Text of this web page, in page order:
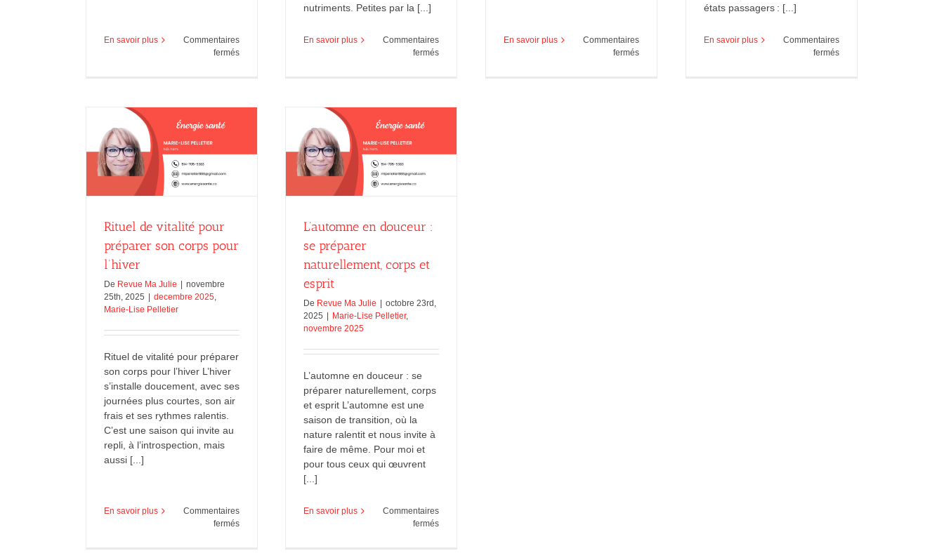
En savoir plus
Commentaires
ferméssur
nutriments. Petites par la [...]
En savoir plus
Commentaires
ferméssur
En savoir plus
Commentaires
ferméssur
états passagers : [...]
En savoir plus
Commentaires
ferméssur
Rituel de vitalité pour
préparer son corps pour
l’hiver
De Revue Ma Julie
novembre
25th, 2025
decembre 2025,
Marie-Lise Pelletier
Rituel de vitalité pour préparer
son corps pour l’hiver L’hiver
s’installe doucement, avec ses
journées plus courtes, son air
frais et ses rythmes ralentis.
C’est une saison qui invite au
repli, à l’introspection, mais
aussi [...]
En savoir plus
Commentaires
ferméssur
L’automne en douceur : se
préparer naturellement, corps et
esprit
Marie-Lise Pelletier
L’automne en douceur :
se préparer
naturellement, corps et
esprit
De Revue Ma Julie
octobre 23rd,
2025
Marie-Lise Pelletier,
novembre 2025
L’automne en douceur : se
préparer naturellement, corps
et esprit L’automne est une
saison de transition, où la
nature ralentit et nous invite à
faire de même. Pour moi et
pour tous ceux qui œuvrent
[...]
En savoir plus
Commentaires
ferméssur